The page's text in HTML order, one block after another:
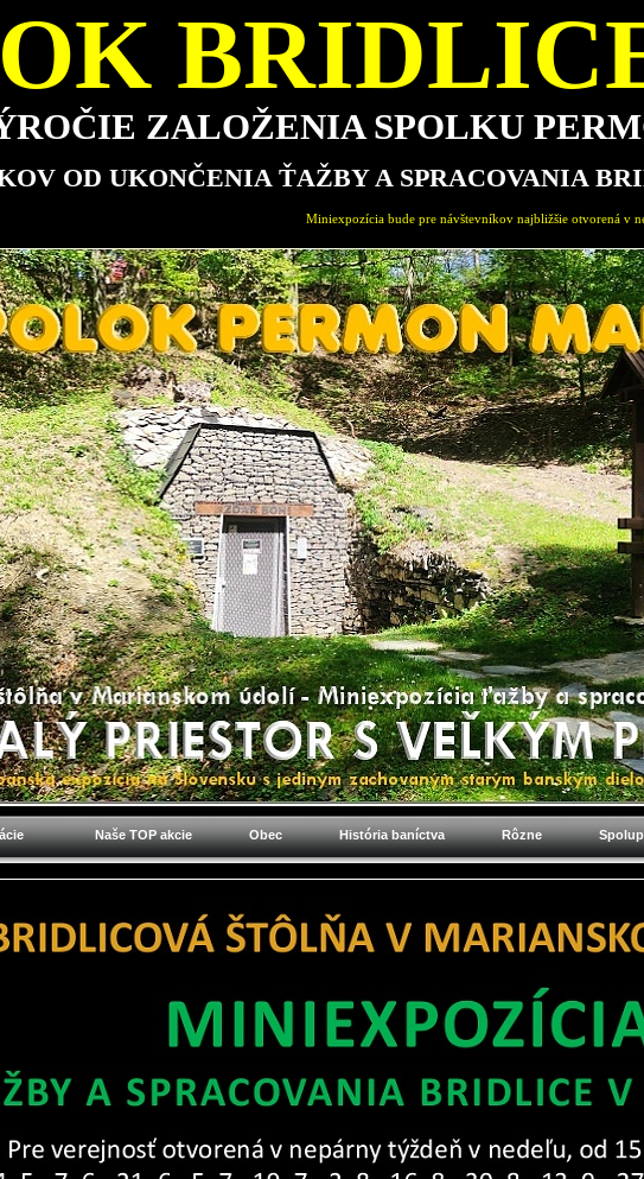
ZALOŽENIA SPOLKU
OD UKONČENIA ŤAŽBY A SPRACOVANIA
Miniexpozícia bude pre návštevníkov najbližšie otvorená v nedeľu 16.8.2026 od 15.00-
Naše TOP akcie Obec História baníctva Rôzne